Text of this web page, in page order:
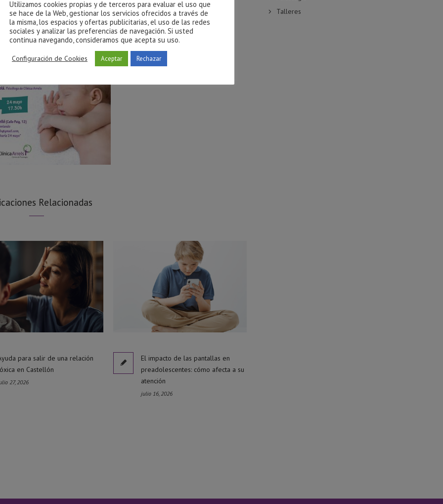
indicando referencia “charla 24 mayo”)
Relacionadas
para salir de una relación
en Castellón
27, 2026
El impacto de las pantallas en
preadolescentes: cómo afecta a su
atención
julio 16, 2026
Talleres
Utilizamos cookies propias y de terceros para evaluar el uso que
se hace de la Web, gestionar los servicios ofrecidos a través de
la misma, los espacios y ofertas publicitarias, el uso de las redes
sociales y analizar las preferencias de navegación. Si usted
continua navegando, consideramos que acepta su uso.
Configuración de Cookies Aceptar Rechazar